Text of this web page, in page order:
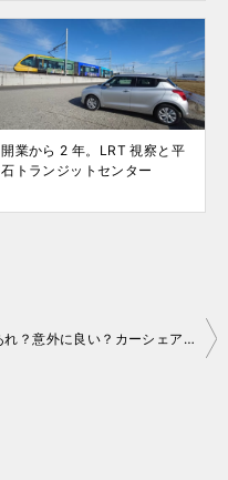
開業から 2 年。LRT 視察と平
石トランジットセンター
あれ？意外に良い？カーシェア試乗記タイムズカーでヤリスクロス